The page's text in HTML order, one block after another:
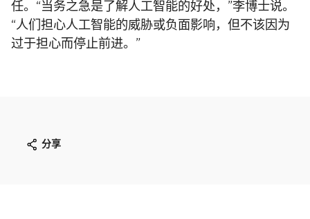
任。“当务之急是了解人工智能的好处，”李博士说。
“人们担心人工智能的威胁或负面影响，但不该因为
过于担心而停止前进。”
分享